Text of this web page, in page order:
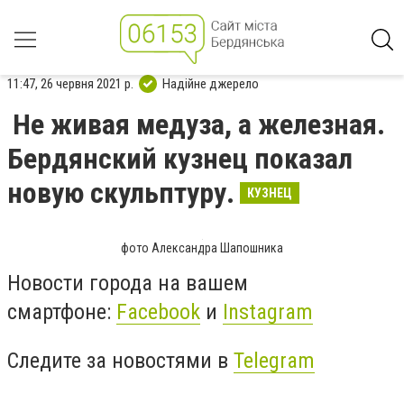
11:47, 26 червня 2021 р. Надійне джерело
Не живая медуза, а железная.
Бердянский кузнец показал
новую скульптуру.
КУЗНЕЦ
фото Александра Шапошника
Новости города на вашем
смартфоне: Facebook и Instagram
Следите за новостями в Telegram